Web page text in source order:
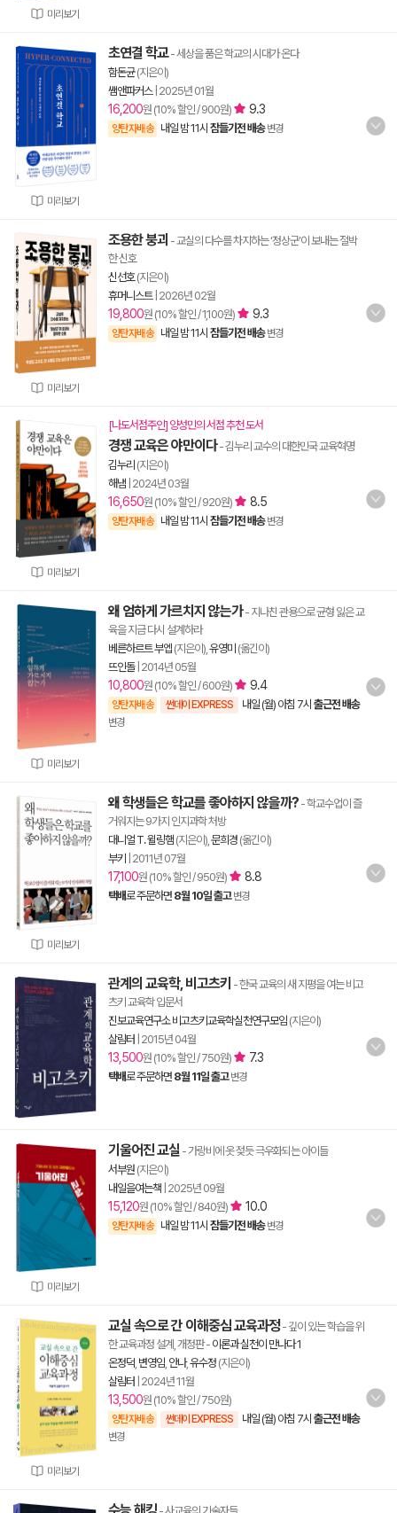
미리보기
미리보기
초연결 학교- 세상을 품은 학교의 시대가 온다
함돈균(지은이)
쌤앤파커스| 2025년 01월
16,200원 (10% 할인 / 900원) 9.3
양탄자배송 내일 밤 11시 잠들기전 배송 변경
미리보기
조용한 붕괴 - 교실의 다수를 차지하는 ‘정상군’이 보내는 절박
한 신호
신선호(지은이)
휴머니스트| 2026년 02월
19,800원 (10% 할인 / 1,100원) 9.3
양탄자배송 내일 밤 11시 잠들기전 배송 변경
미리보기
[나도서점주인] 양성민의 서점 추천 도서
경쟁 교육은 야만이다- 김누리 교수의 대한민국 교육혁명
김누리 (지은이)
해냄 2024년 03월
16,650원 (10% 할인 / 920원) 8.5
양탄자배송 내일 밤 11시 잠들기전 배송 변경
미리보기
왜 엄하게 가르치지 않는가- 지나친 관용으로 균형 잃은 교
육을 지금 다시 설계하라
베른하르트 부엡 (지은이), 유영미 (옮긴이)
뜨인돌| 2014년 05월
10,800원 (10% 할인 / 600원) 9.4
양탄자배송 썬데이 EXPRESS 내일 (월) 아침 7시 출근전 배송
변경
미리보기
왜 학생들은 학교를 좋아하지 않을까? - 학교수업이 즐
거워지는 9가지 인지과학 처방
대니얼 T. 윌링햄 (지은이), 문희경 (옮긴이)
부키
2011년 07월
17,100원 (10% 할인 / 950원) 8.8
택배로 주문하면 8월 10일 출고 변경
관계의 교육학, 비고츠키 - 한국 교육의 새 지평을 여는 비고
츠키 교육학 입문서
진보교육연구소 비고츠키교육학실천연구모임 (지은이)
살림터 2015년 04월
13,500원 (10% 할인 / 750원) 7.3
택배로 주문하면 8월 11일 출고 변경
미리보기
기울어진 교실 - 가랑비에 옷 젖듯 극우화되는 아이들
서부원 (지은이)
내일을여는책 2025년 09월
15,120원 (10% 할인 / 840원) 10.0
양탄자배송 내일 밤 11시 잠들기전 배송 변경
미리보기
교실 속으로 간 이해중심 교육과정- 깊이 있는 학습을 위
한 교육과정 설계, 개정판- 이론과 실천이 만나다 1
온정덕 변영임 안나,유수정 (지은이)
살림터 2024년 11월
13,500원 (10% 할인 / 750원)
양탄자배송 썬데이 EXPRESS 내일 (월) 아침 7시 출근전 배송
변경